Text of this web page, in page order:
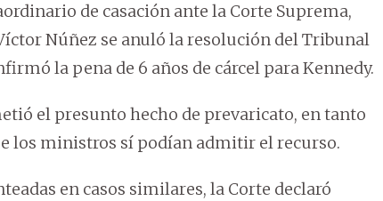
de casación ante la Corte Suprema,
Núñez se anuló la resolución del Tribunal
la pena de 6 años de cárcel para Kennedy.
el presunto hecho de prevaricato, en tanto
los ministros sí podían admitir el recurso.
en casos similares, la Corte declaró